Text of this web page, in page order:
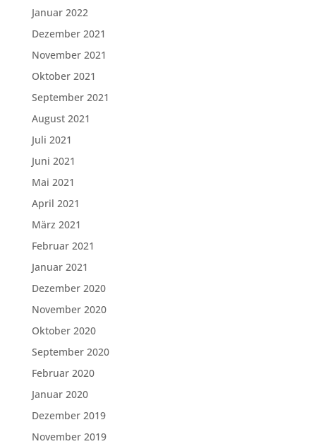
Januar 2022
Dezember 2021
November 2021
Oktober 2021
September 2021
August 2021
Juli 2021
Juni 2021
Mai 2021
April 2021
März 2021
Februar 2021
Januar 2021
Dezember 2020
November 2020
Oktober 2020
September 2020
Februar 2020
Januar 2020
Dezember 2019
November 2019